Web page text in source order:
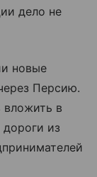
дело не
новые
Персию.
вложить в
дороги из